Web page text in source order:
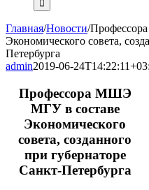
Главная/Новости/
Экономического совета,
Петербурга
admin2019-06-
Профессора МШЭ
МГУ в составе
Экономического
совета, созданного
при губернаторе
Санкт-Петербурга